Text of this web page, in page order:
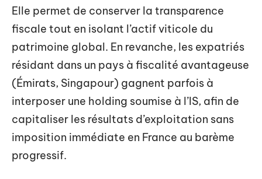
Elle permet de conserver la transparence
fiscale tout en isolant l’actif viticole du
patrimoine global. En revanche, les expatriés
résidant dans un pays à fiscalité avantageuse
(Émirats, Singapour) gagnent parfois à
interposer une holding soumise à l’IS, afin de
capitaliser les résultats d’exploitation sans
imposition immédiate en France au barème
progressif.